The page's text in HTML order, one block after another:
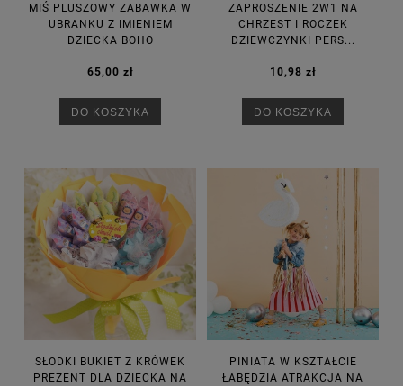
MIŚ PLUSZOWY ZABAWKA W
UBRANKU Z IMIENIEM
DZIECKA BOHO
65,00 zł
DO KOSZYKA
ZAPROSZENIE 2W1 NA
CHRZEST I ROCZEK
DZIEWCZYNKI PERS...
10,98 zł
DO KOSZYKA
SŁODKI BUKIET Z KRÓWEK
PREZENT DLA DZIECKA NA
PINIATA W KSZTAŁCIE
ŁABĘDZIA ATRAKCJA NA